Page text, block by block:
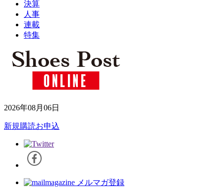
決算
人事
連載
特集
2026年08月06日
新規購読お申込
メルマガ登録